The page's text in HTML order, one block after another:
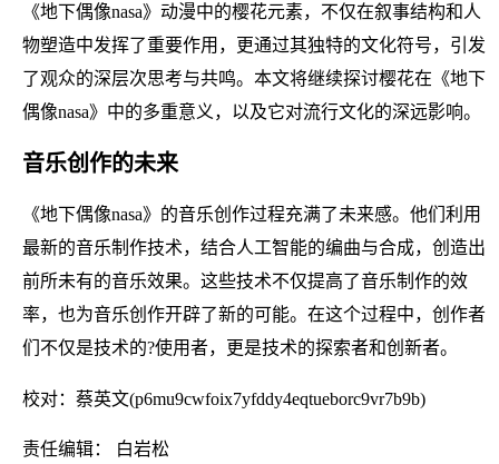
《地下偶像nasa》动漫中的樱花元素，不仅在叙事结构和人
物塑造中发挥了重要作用，更通过其独特的文化符号，引发
了观众的深层次思考与共鸣。本文将继续探讨樱花在《地下
偶像nasa》中的多重意义，以及它对流行文化的深远影响。
音乐创作的未来
《地下偶像nasa》的音乐创作过程充满了未来感。他们利用
最新的音乐制作技术，结合人工智能的编曲与合成，创造出
前所未有的音乐效果。这些技术不仅提高了音乐制作的效
率，也为音乐创作开辟了新的可能。在这个过程中，创作者
们不仅是技术的?使用者，更是技术的探索者和创新者。
校对：蔡英文(p6mu9cwfoix7yfddy4eqtueborc9vr7b9b)
责任编辑： 白岩松